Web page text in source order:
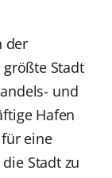
der
Stadt
und
Hafen
eine
Stadt zu